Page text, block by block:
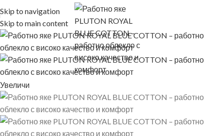
Skip to navigation
Skip to main content
Увеличи